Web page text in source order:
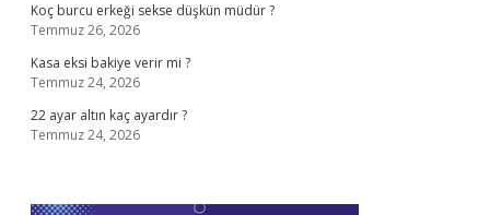
Koç burcu erkeği sekse düşkün müdür ?
Temmuz 26, 2026
Kasa eksi bakiye verir mi ?
Temmuz 24, 2026
22 ayar altın kaç ayardır ?
Temmuz 24, 2026